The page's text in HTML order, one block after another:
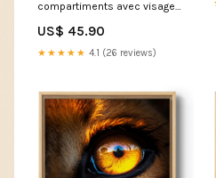
compartiments avec visage
US$ 45.90
★★★★★ 4.1 (26 reviews)